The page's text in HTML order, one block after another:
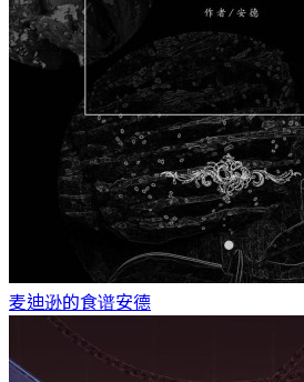
麦迪逊的食谱安德